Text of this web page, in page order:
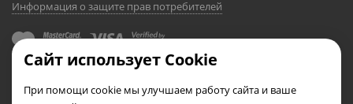
Информация о защите прав потребителей
Сайт использует Cookie
При помощи cookie мы улучшаем работу сайта и ваше